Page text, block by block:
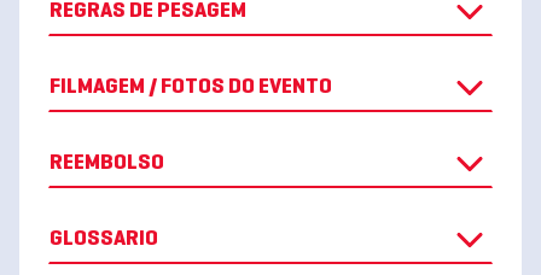
REGRAS DE PESAGEM
FILMAGEM / FOTOS DO EVENTO
REEMBOLSO
GLOSSARIO